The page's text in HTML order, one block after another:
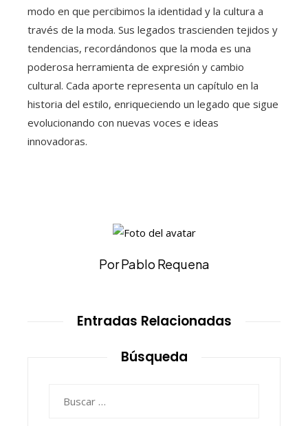
modo en que percibimos la identidad y la cultura a
través de la moda. Sus legados trascienden tejidos y
tendencias, recordándonos que la moda es una
poderosa herramienta de expresión y cambio
cultural. Cada aporte representa un capítulo en la
historia del estilo, enriqueciendo un legado que sigue
evolucionando con nuevas voces e ideas
innovadoras.
Por Pablo Requena
Entradas Relacionadas
Búsqueda